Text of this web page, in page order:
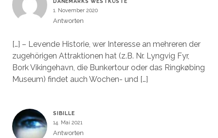
1. November 2020
Antworten
[…] – Levende Historie, wer Interesse an mehreren der
zugehörigen Attraktionen hat (z.B. Nr. Lyngvig Fyr,
Bork Vikingehavn, die Bunkertour oder das Ringkøbing
Museum) findet auch Wochen- und […]
SIBILLE
14. Mai 2021
Antworten